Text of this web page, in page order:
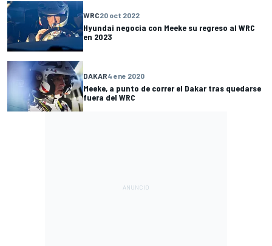
WRC20 oct 2022
Hyundai negocia con Meeke su regreso al WRC
en 2023
DAKAR4 ene 2020
Meeke, a punto de correr el Dakar tras quedarse
fuera del WRC